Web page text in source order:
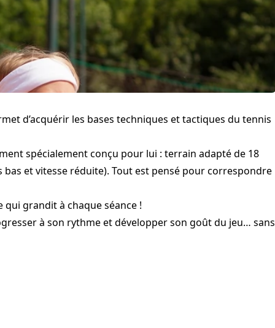
d’acquérir les bases techniques et tactiques du tennis
spécialement conçu pour lui : terrain adapté de 18
et vitesse réduite). Tout est pensé pour correspondre
qui grandit à chaque séance !
à son rythme et développer son goût du jeu… sans